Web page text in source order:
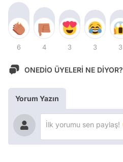
6 4 3 3 3
ONEDİO ÜYELERİ NE DİYOR?
Yorum Yazın